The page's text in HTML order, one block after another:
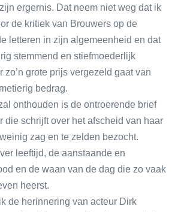
ergernis. Dat neem niet weg dat ik
de kritiek van Brouwers op de
letteren in zijn algemeenheid en dat
stemmend en stiefmoederlijk
zo’n grote prijs vergezeld gaat van
bedrag.
onthouden is de ontroerende brief
die schrijft over het afscheid van haar
zag en te zelden bezocht.
leeftijd, de aanstaande en
en de waan van de dag die zo vaak
heerst.
de herinnering van acteur Dirk